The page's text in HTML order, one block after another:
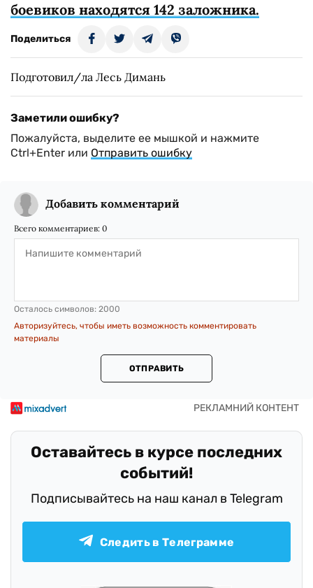
боевиков находятся 142 заложника.
Поделиться
Подготовил/ла Лесь Димань
Заметили ошибку?
Пожалуйста, выделите ее мышкой и нажмите
Ctrl+Enter или Отправить ошибку
Добавить комментарий
Всего комментариев: 0
Осталось символов: 2000
Авторизуйтесь, чтобы иметь возможность комментировать
материалы
ОТПРАВИТЬ
Оставайтесь в курсе последних
событий!
Подписывайтесь на наш канал в Telegram
Следить в Телеграмме